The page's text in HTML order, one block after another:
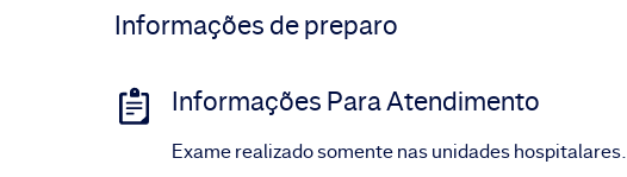
Informações de preparo
Informações Para Atendimento
Exame realizado somente nas unidades hospitalares.